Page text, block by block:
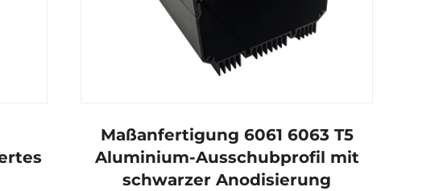
Maßanfertigung 6061 6063 T5
Aluminium-Ausschubprofil mit
schwarzer Anodisierung